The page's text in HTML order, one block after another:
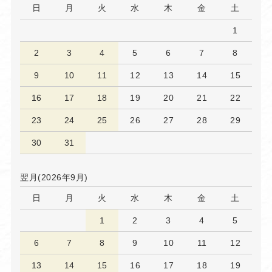
日 月 火 水 木 金 土
1
2 3 4 5 6 7 8
9 10 11 12 13 14 15
16 17 18 19 20 21 22
23 24 25 26 27 28 29
30 31
翌月(2026年9月)
日 月 火 水 木 金 土
1 2 3 4 5
6 7 8 9 10 11 12
13 14 15 16 17 18 19